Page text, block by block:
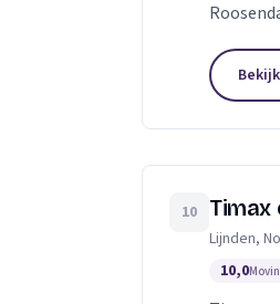
10 Timax
Lijnden,
10,0